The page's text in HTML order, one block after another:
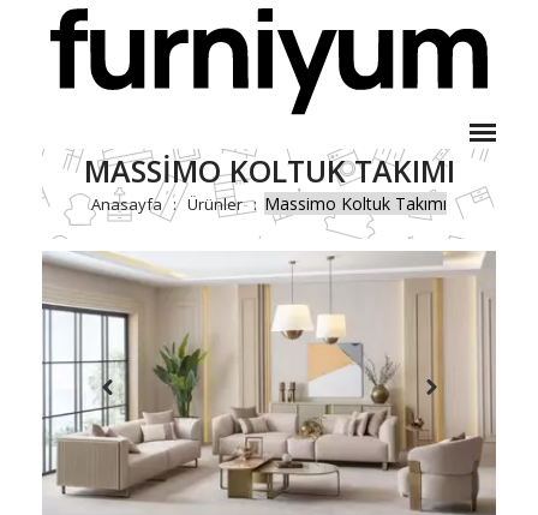
MASSIMO KOLTUK TAKIMI
Anasayfa Ürünler Massimo Koltuk Takımı